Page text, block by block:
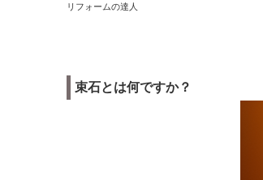
リフォームの達人
束石とは何ですか？